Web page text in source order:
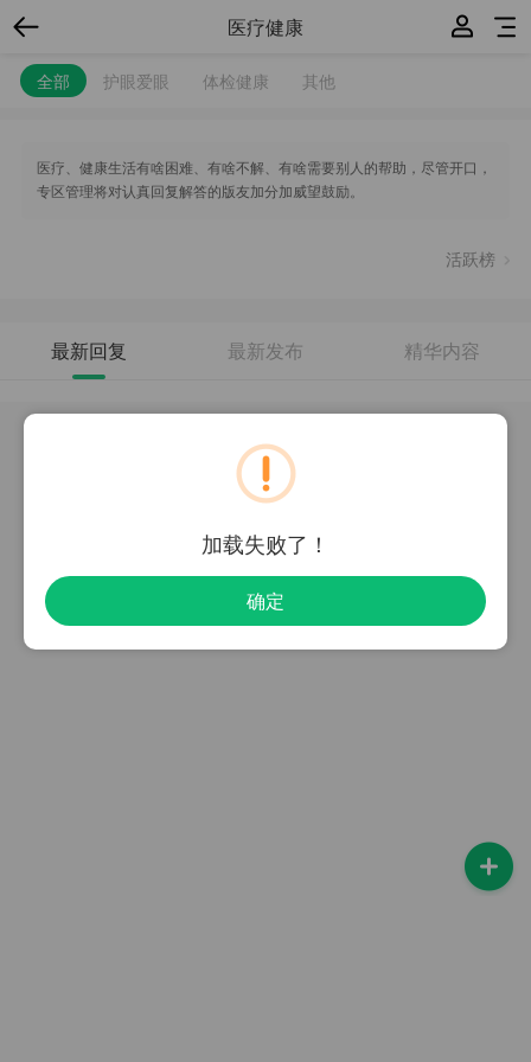
医疗健康
全部 护眼爱眼 体检健康 其他
医疗、健康生活有啥困难、有啥不解、有啥需要别人的帮助，尽管开口，
专区管理将对认真回复解答的版友加分加威望鼓励。
活跃榜
最新回复 最新发布 精华内容
加载失败了！
确定